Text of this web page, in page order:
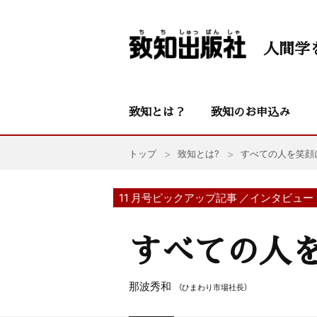
人間学
致知とは？ 致知のお申込み
トップ 致知とは? すべての人を笑
11 月号ピックアップ記事 ／インタビュー
すべての人
那波秀和 （ひまわり市場社長）